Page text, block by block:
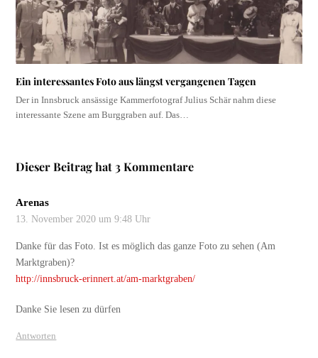
Ein interessantes Foto aus längst vergangenen Tagen
Der in Innsbruck ansässige Kammerfotograf Julius Schär nahm diese
interessante Szene am Burggraben auf. Das…
Dieser Beitrag hat 3 Kommentare
Arenas
13. November 2020 um 9:48 Uhr
Danke für das Foto. Ist es möglich das ganze Foto zu sehen (Am
Marktgraben)?
http://innsbruck-erinnert.at/am-marktgraben/
Danke Sie lesen zu dürfen
Antworten